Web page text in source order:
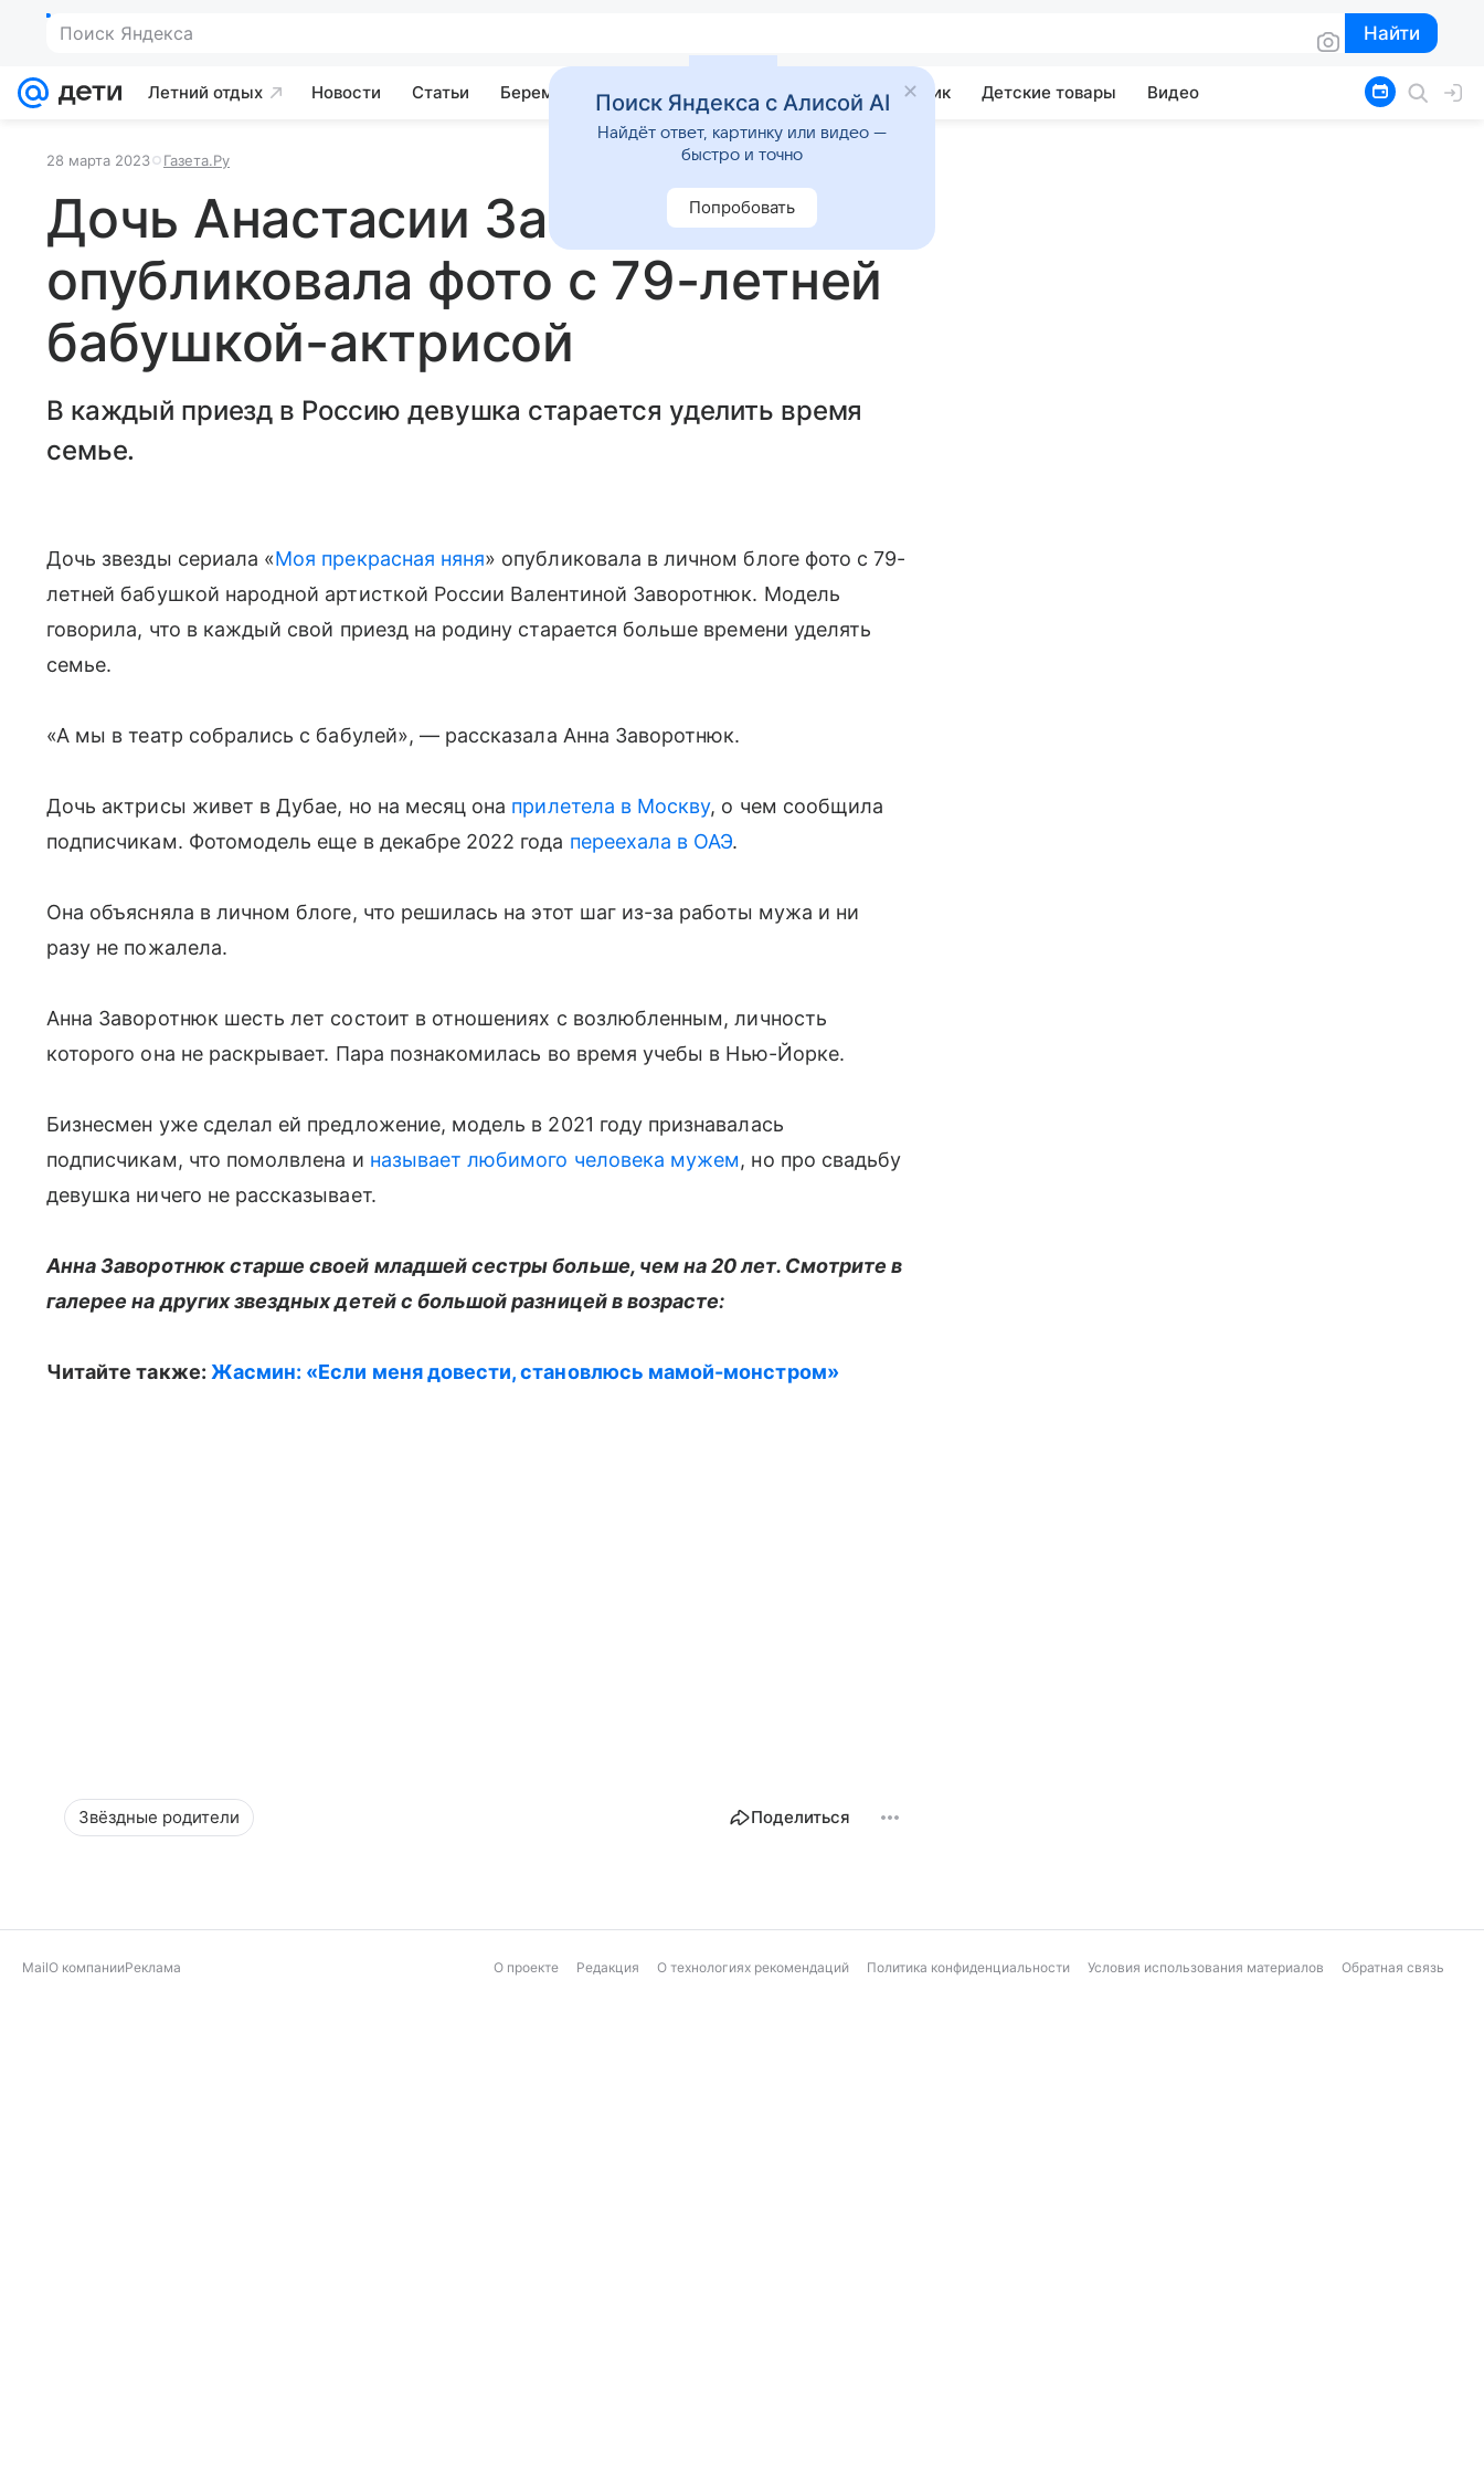
Поиск Яндекса Найти
Найти
Летний отдых Новости Статьи Беременность Развитие Почемучка Учебник Детские товары Видео
28 марта 2023 Газета.Ру
Дочь Анастасии Заворотнюк
опубликовала фото с 79-летней
бабушкой-актрисой
В каждый приезд в Россию девушка старается уделить время
семье.
Дочь звезды сериала «Моя прекрасная няня» опубликовала в личном блоге фото с 79-
летней бабушкой народной артисткой России Валентиной Заворотнюк. Модель
говорила, что в каждый свой приезд на родину старается больше времени уделять
семье.
«А мы в театр собрались с бабулей», — рассказала Анна Заворотнюк.
Дочь актрисы живет в Дубае, но на месяц она прилетела в Москву, о чем сообщила
подписчикам. Фотомодель еще в декабре 2022 года переехала в ОАЭ.
Она объясняла в личном блоге, что решилась на этот шаг из-за работы мужа и ни
разу не пожалела.
Анна Заворотнюк шесть лет состоит в отношениях с возлюбленным, личность
которого она не раскрывает. Пара познакомилась во время учебы в Нью-Йорке.
Бизнесмен уже сделал ей предложение, модель в 2021 году признавалась
подписчикам, что помолвлена и называет любимого человека мужем, но про свадьбу
девушка ничего не рассказывает.
Анна Заворотнюк старше своей младшей сестры больше, чем на 20 лет. Смотрите в
галерее на других звездных детей с большой разницей в возрасте:
Читайте также: Жасмин: «Если меня довести, становлюсь мамой-монстром»
Звёздные родители Поделиться
MailО компанииРеклама О проекте Редакция О технологиях рекомендаций Политика конфиденциальности Условия использования материалов Обратная связь
Поиск Яндекса с Алисой AI
Найдёт ответ, картинку или видео —
быстро и точно
Попробовать